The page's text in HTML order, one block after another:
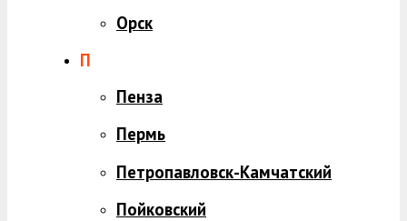
Орск
П
Пенза
Пермь
Петропавловск-Камчатский
Пойковский